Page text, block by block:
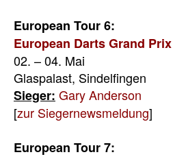
European Tour 6:
European Darts Grand Prix
02. – 04. Mai
Glaspalast, Sindelfingen
Sieger: Gary Anderson
[zur Siegernewsmeldung]
European Tour 7: